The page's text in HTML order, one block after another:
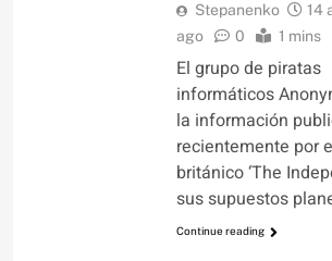
Stepanenko
14
ago
0 1 mins
El grupo de piratas
informáticos
la información
recientemente por
británico ‘The
sus supuestos
Continue reading